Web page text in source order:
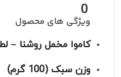
0
ویژگی های محصول
کاموا مخمل روشنا –
وزن سبک (100 گرم)